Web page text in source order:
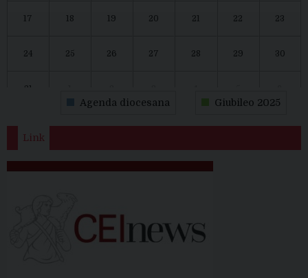
17 18 19 20 21 22 23
24 25 26 27 28 29 30
31
Agenda diocesana Giubileo 2025
Link